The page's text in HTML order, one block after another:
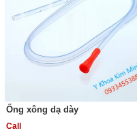
Ống xông dạ dày
Call